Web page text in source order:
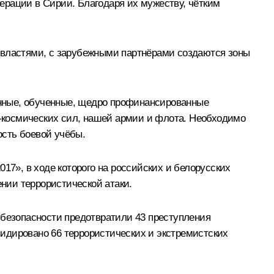
в Сирии. Благодаря их мужеству, чётким
с зарубежными партнёрами создаются зоны
обученные, щедро профинансированные
космических сил, нашей армии и флота. Необходимо
боевой учёбы.
в ходе которого на российских и белорусских
террористической атаки.
предотвратили 43 преступления
66 террористических и экстремистских